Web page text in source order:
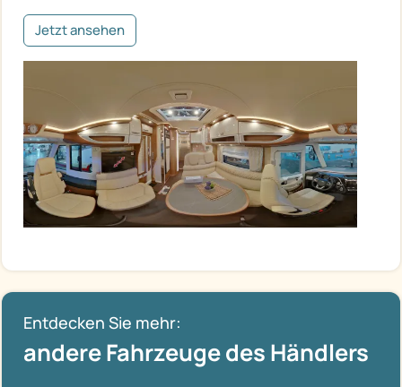
Jetzt ansehen
Entdecken Sie mehr:
andere Fahrzeuge des Händlers